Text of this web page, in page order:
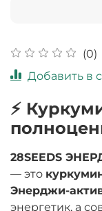
(0)
Добавить в
⚡
28SEEDS
— это
Энерджи-
энергетик, а